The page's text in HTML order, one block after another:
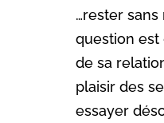
…rester
question
de sa
plaisir des
essayer